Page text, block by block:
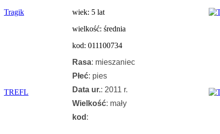
Tragik
wiek: 5 lat
wielkość: średnia
kod: 011100734
TREFL
Rasa: mieszaniec
Płeć: pies
Data ur.: 2011 r.
Wielkość: mały
kod :